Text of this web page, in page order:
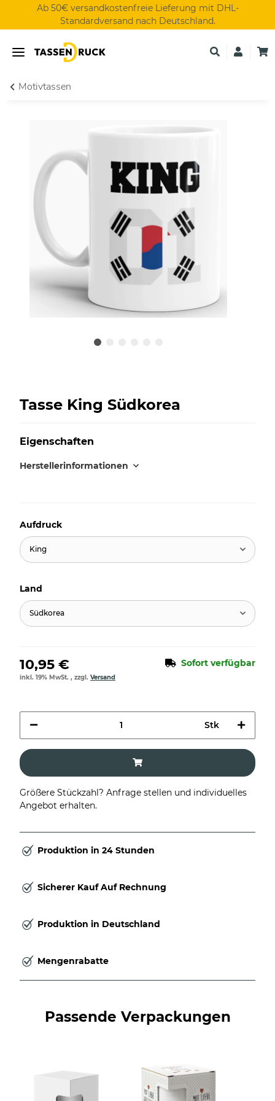
Ab 50€ versandkostenfreie Lieferung mit DHL-
Standardversand nach Deutschland.
Motivtassen
Tasse King Südkorea
Eigenschaften
Herstellerinformationen
Aufdruck
King
Land
Südkorea
10,95 € Sofort verfügbar
inkl. 19% MwSt. , zzgl. Versand
Stk
Größere Stückzahl? Anfrage stellen und individuelles
Angebot erhalten.
Produktion in 24 Stunden
Sicherer Kauf Auf Rechnung
Produktion in Deutschland
Mengenrabatte
Passende Verpackungen